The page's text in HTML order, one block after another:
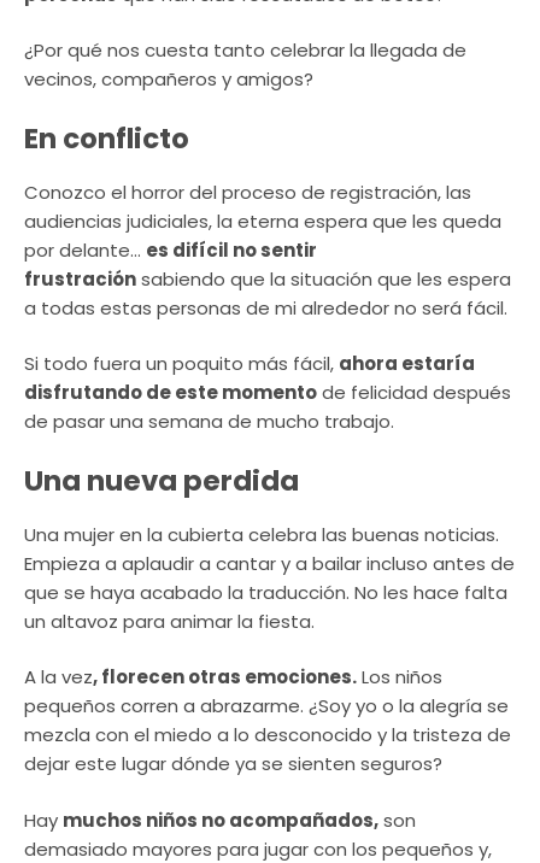
¿Por qué nos cuesta tanto celebrar la llegada de
vecinos, compañeros y amigos?
En conflicto
Conozco el horror del proceso de registración, las
audiencias judiciales, la eterna espera que les queda
por delante… es difícil no sentir
frustraciónsabiendo que la situación que les espera
a todas estas personas de mi alrededor no será fácil.
Si todo fuera un poquito más fácil, ahora estaría
disfrutando de este momentode felicidad después
de pasar una semana de mucho trabajo.
Una nueva perdida
Una mujer en la cubierta celebra las buenas noticias.
Empieza a aplaudir a cantar y a bailar incluso antes de
que se haya acabado la traducción. No les hace falta
un altavoz para animar la fiesta.
A la vez, florecen otras emociones.Los niños
pequeños corren a abrazarme. ¿Soy yo o la alegría se
mezcla con el miedo a lo desconocido y la tristeza de
dejar este lugar dónde ya se sienten seguros?
Hay muchos niños no acompañados,son
demasiado mayores para jugar con los pequeños y,